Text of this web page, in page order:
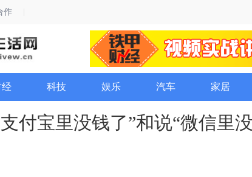
作
经 科技 娱乐 汽车 家居
付宝里没钱了”和说“微信里